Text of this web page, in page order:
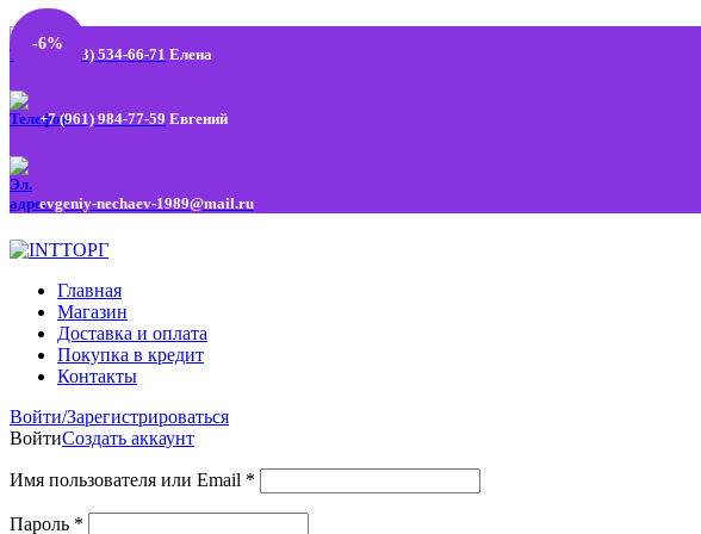
+7 (963) 534-66-71 Елена
+7 (961) 984-77-59 Евгений
evgeniy-nechaev-1989@mail.ru
Главная
Магазин
Доставка и оплата
Покупка в кредит
Контакты
Войти/Зарегистрироваться
ВойтиСоздать аккаунт
Имя пользователя или Email *
Пароль *
-6%